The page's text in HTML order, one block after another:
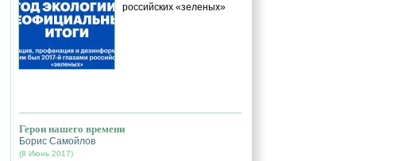
российских «зеленых»
Герои нашего времени
Борис Самойлов
(8 Июнь 2017)